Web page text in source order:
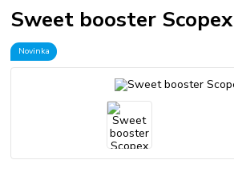
Sweet booster Scopex
Novinka